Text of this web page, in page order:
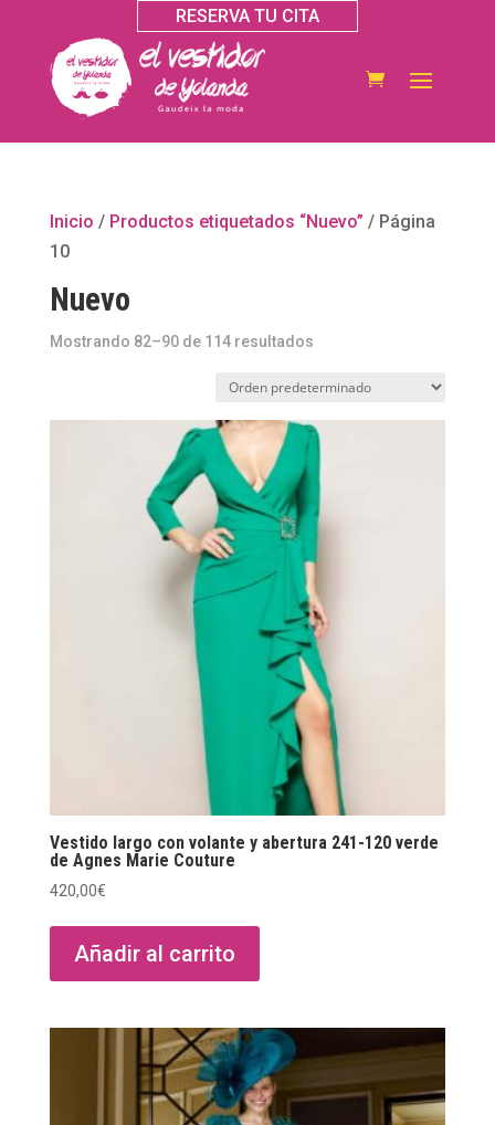
RESERVA TU CITA
Inicio / Productos etiquetados “Nuevo” / Página
10
Nuevo
Mostrando 82–90 de 114 resultados
Vestido largo con volante y abertura 241-120 verde
de Agnes Marie Couture
420,00€
Añadir al carrito